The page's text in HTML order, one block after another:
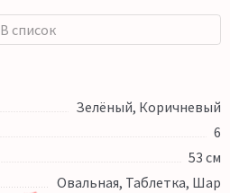
В список
Зелёный, Коричневый
6
53 см
Овальная, Таблетка, Шар